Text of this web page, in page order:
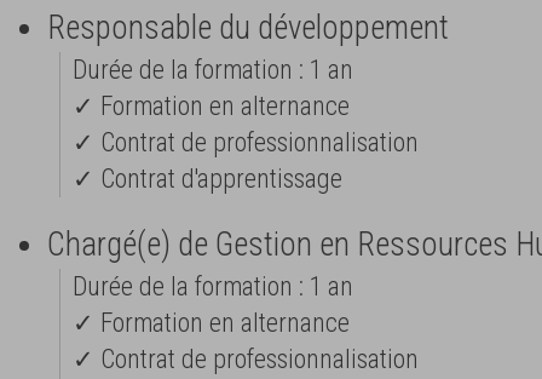
Responsable du développement
Durée de la formation : 1 an
✓ Formation en alternance
✓ Contrat de professionnalisation
✓ Contrat d'apprentissage
Chargé(e) de Gestion en Ressources
Durée de la formation : 1 an
✓ Formation en alternance
✓ Contrat de professionnalisation